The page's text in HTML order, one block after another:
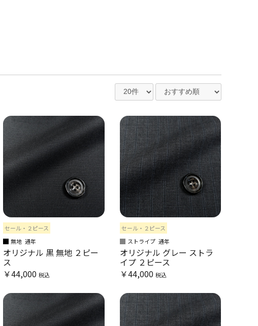
セール・２ピース
無地 通年
オリジナル 黒 無地 ２ピー
ス
￥44,000税込
セール・２ピース
ストライプ 通年
オリジナル グレー ストラ
イプ ２ピース
￥44,000 税込